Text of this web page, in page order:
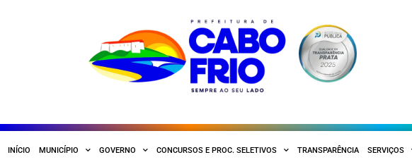
INÍCIO MUNICÍPIO GOVERNO CONCURSOS E PROC. SELETIVOS TRANSPARÊNCIA SERVIÇOS